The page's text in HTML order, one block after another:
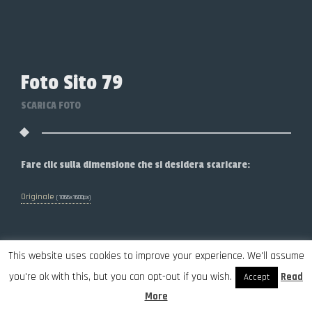
Foto Sito 79
SCARICA FOTO
Fare clic sulla dimensione che si desidera scaricare:
Originale (1066x1600px)
This website uses cookies to improve your experience. We'll assume
you're ok with this, but you can opt-out if you wish.
Accept
Read
More